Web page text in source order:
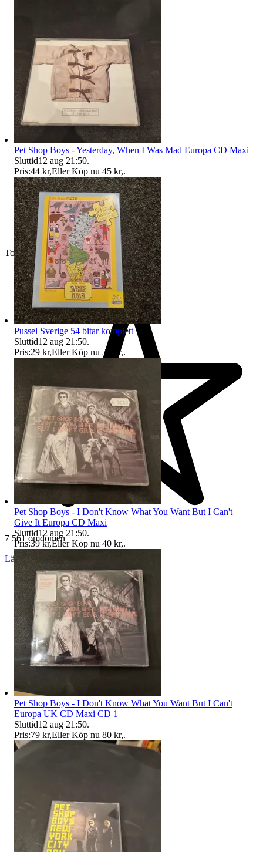
Toppsäljare
7 561 omdömen
Läs omdömen
Pet Shop Boys - Yesterday, When I Was Mad Europa CD Maxi
Sluttid12 aug 21:50.
Pris:44 kr,Eller Köp nu 45 kr,.
Pussel Sverige 54 bitar komplett
Sluttid12 aug 21:50.
Pris:29 kr,Eller Köp nu 39 kr,.
Pet Shop Boys - I Don't Know What You Want But I Can't
Give It Europa CD Maxi
Sluttid12 aug 21:50.
Pris:39 kr,Eller Köp nu 40 kr,.
Pet Shop Boys - I Don't Know What You Want But I Can't
Europa UK CD Maxi CD 1
Sluttid12 aug 21:50.
Pris:79 kr,Eller Köp nu 80 kr,.